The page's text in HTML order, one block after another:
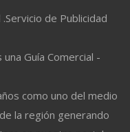
de Publicidad
Guía Comercial -
como uno del medio
la región generando